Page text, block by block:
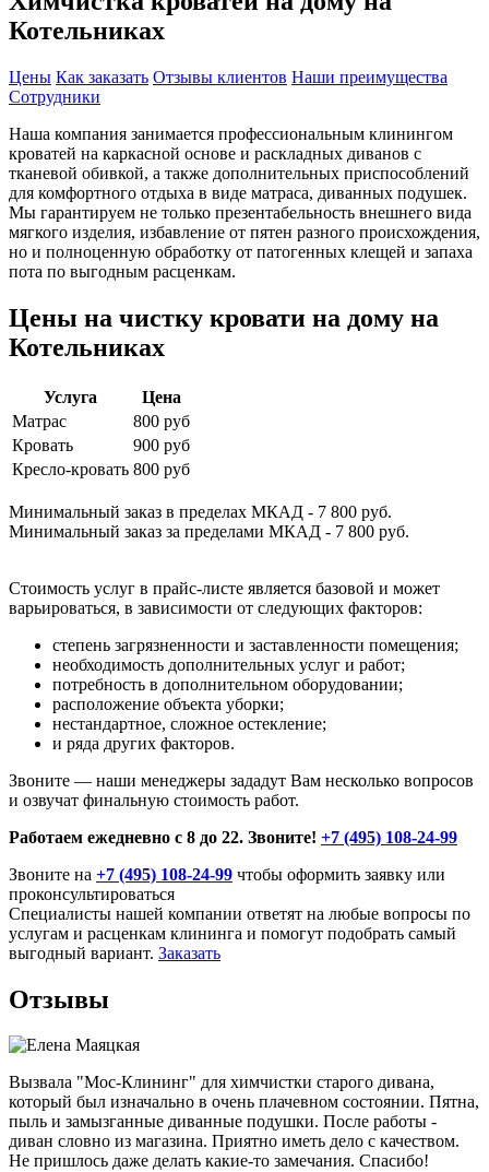
Котельниках
Цены Как заказать Отзывы клиентов Наши преимущества
Сотрудники
Наша компания занимается профессиональным клинингом
кроватей на каркасной основе и раскладных диванов с
тканевой обивкой, а также дополнительных приспособлений
для комфортного отдыха в виде матраса, диванных подушек.
Мы гарантируем не только презентабельность внешнего вида
мягкого изделия, избавление от пятен разного происхождения,
но и полноценную обработку от патогенных клещей и запаха
пота по выгодным расценкам.
Цены на чистку кровати на дому на
Котельниках
Услуга
Цена
Матрас
800 руб
Кровать
900 руб
Кресло-кровать 800 руб
Минимальный заказ в пределах МКАД - 7 800 руб.
Минимальный заказ за пределами МКАД - 7 800 руб.
Стоимость услуг в прайс-листе является базовой и может
варьироваться, в зависимости от следующих факторов:
степень загрязненности и заставленности помещения;
необходимость дополнительных услуг и работ;
потребность в дополнительном оборудовании;
расположение объекта уборки;
нестандартное, сложное остекление;
и ряда других факторов.
Звоните — наши менеджеры зададут Вам несколько вопросов
и озвучат финальную стоимость работ.
Работаем ежедневно с 8 до 22. Звоните! +7 (495) 108-24-99
Звоните на +7 (495) 108-24-99 чтобы оформить заявку или
проконсультироваться
Специалисты нашей компании ответят на любые вопросы по
услугам и расценкам клининга и помогут подобрать самый
выгодный вариант. Заказать
Отзывы
Вызвала "Мос-Клининг" для химчистки старого дивана,
который был изначально в очень плачевном состоянии. Пятна,
пыль и замызганные диванные подушки. После работы -
диван словно из магазина. Приятно иметь дело с качеством.
Не пришлось даже делать какие-то замечания. Спасибо!